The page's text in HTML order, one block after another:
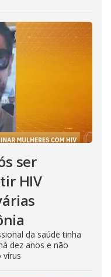
ser
HIV
da saúde tinha
dez anos e não
vírus